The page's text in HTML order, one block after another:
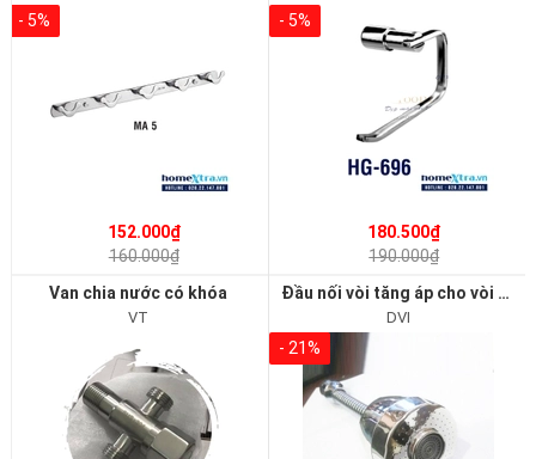
- 5%
152.000₫
160.000₫
- 5%
180.500₫
190.000₫
Van chia nước có khóa
VT
Đầu nối vòi tăng áp cho vòi rửa bát 2 chế độ
DVI
- 21%